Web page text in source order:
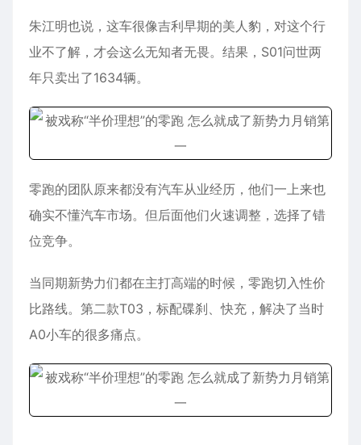
朱江明也说，这车很像吉利早期的美人豹，对这个行
业不了解，才会这么无知者无畏。结果，S01问世两
年只卖出了1634辆。
零跑的团队原来都没有汽车从业经历，他们一上来也
确实不懂汽车市场。但后面他们火速调整，选择了错
位竞争。
当同期新势力们都在主打高端的时候，零跑切入性价
比路线。第二款T03，标配碟刹、快充，解决了当时
A0小车的很多痛点。